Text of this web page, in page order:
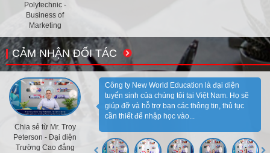
Polytechnic -
Business of
Marketing
CẢM NHẬN ĐỐI TÁC
Chia sẻ từ Mr. Troy
Peterson - Đại diện
Trường Cao đẳng
Công ty New World Education là đại diện
tuyển sinh của chúng tôi tại Việt Nam. Họ sẽ
giúp đỡ và hỗ trợ bạn các thông tin, thủ tục
cần thiết để nhập học vào...